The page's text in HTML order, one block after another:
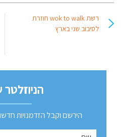
רשת wok to walk חוזרת
לסיבוב שני בארץ
הניוזלטר
הירשם וקבל הזדמנויות